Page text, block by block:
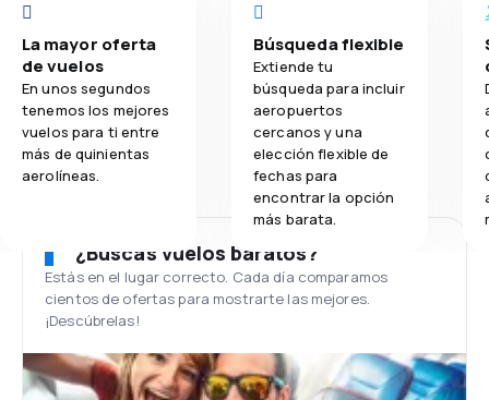
La mayor oferta
de vuelos
En unos segundos
tenemos los mejores
vuelos para ti entre
más de quinientas
aerolíneas.
Búsqueda flexible
Extiende tu
búsqueda para incluir
aeropuertos
cercanos y una
elección flexible de
fechas para
encontrar la opción
más barata.
¿Buscas vuelos baratos?
Estás en el lugar correcto. Cada día comparamos
cientos de ofertas para mostrarte las mejores.
¡Descúbrelas!